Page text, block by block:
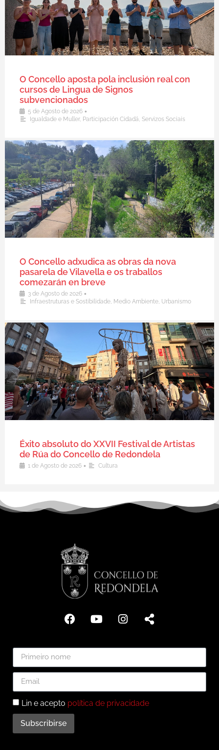
O Concello aposta pola inclusión real con
cursos de Lingua de Signos
subvencionados
5 de Agosto de 2026 •
Igualdade e Muller, Participación Cidadá Servizos Sociais
O Concello adxudica as obras da nova
pasarela de Vilavella e os traballos
comezarán en breve
3 de Agosto de 2026 •
Infraestruturas e Sostibilidade Medio Ambiente Urbanismo
Éxito absoluto do XXVII Festival de Artistas
de Rúa do Concello de Redondela
1 de Agosto de 2026 • Cultura
Lin e acepto política de privacidade
Subscribirse